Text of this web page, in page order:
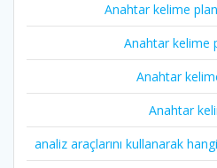
Anahtar kelime
Anahtar kelime
Anahtar
Anahtar
analiz araçlarını kullanarak